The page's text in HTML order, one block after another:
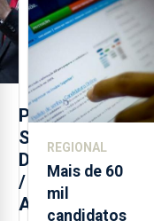
P
S
D
/
A
com
investimento
de 65 ME
REGIONAL
Mais de 60
mil
candidatos